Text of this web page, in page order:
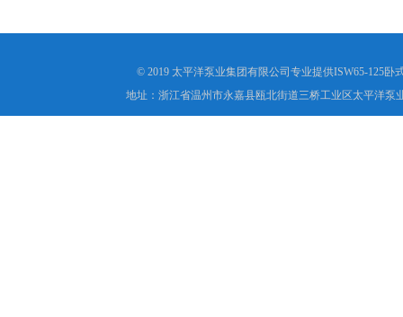
© 2019 太平洋泵业集团有限公司专业提供ISW65-125
地址：浙江省温州市永嘉县瓯北街道三桥工业区太平洋泵